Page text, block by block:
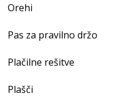
Orehi
Pas za pravilno držo
Plačilne rešitve
Plašči